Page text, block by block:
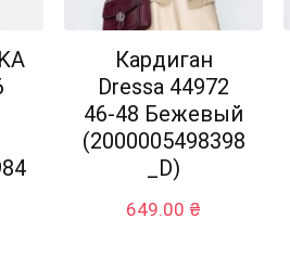
Кардиган
Dressa 44972
46-48 Бежевый
(2000005498398
_D)
649.00 ₴